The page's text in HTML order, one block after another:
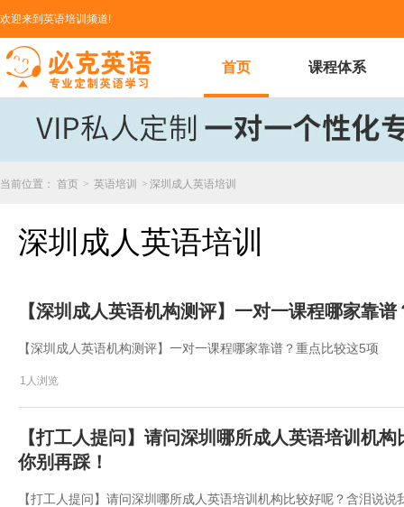
欢迎来到英语培训频道!
首页 课程体系
当前位置： 首页 > 英语培训 > 深圳成人英语培训
深圳成人英语培训
【深圳成人英语机构测评】一对一课程哪家靠
【深圳成人英语机构测评】一对一课程哪家靠谱？重点比较这5项
1人浏览
【打工人提问】请问深圳哪所成人英语培训机
你别再踩！
【打工人提问】请问深圳哪所成人英语培训机构比较好呢？含泪说